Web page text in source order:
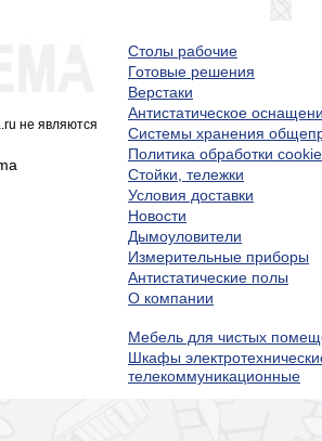
не являются
Столы рабочие
Готовые решения
Верстаки
Антистатическое
Системы хранения
Политика обработки cookie
Стойки, тележки
Условия доставки
Новости
Дымоуловители
Измерительные приборы
Антистатические полы
О компании
Мебель для чистых
Шкафы
телекоммуникационные